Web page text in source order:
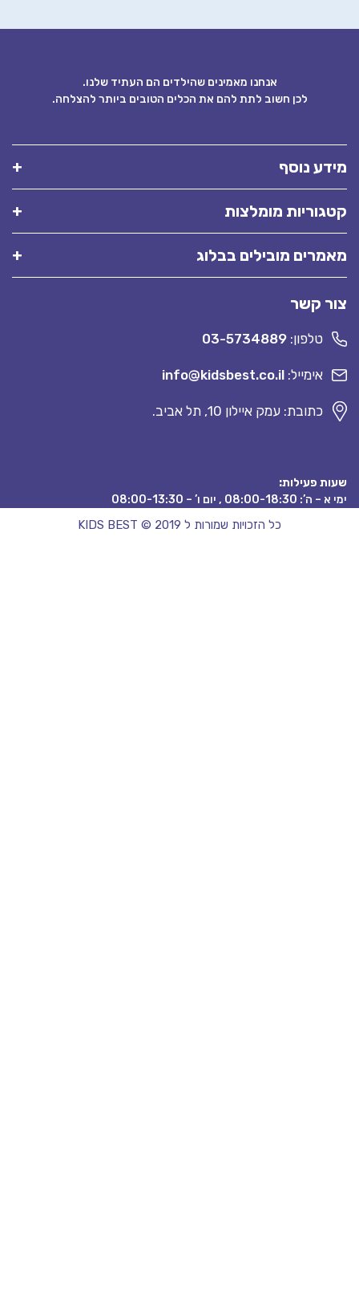
אנחנו מאמינים שהילדים הם העתיד שלנו.
לכן חשוב לתת להם את הכלים הטובים ביותר להצלחה.
נוסף
מומלצות
מובילים בבלוג
קשר
טלפון:03-5734889
אימייל:info@kidsbest.co.il
כתובת: עמק איילון 10, תל אביב.
פעילות:
18:30 , יום ו’ – 08:00-13:30
כל הזכויות שמורות ל KIDS BEST © 2019